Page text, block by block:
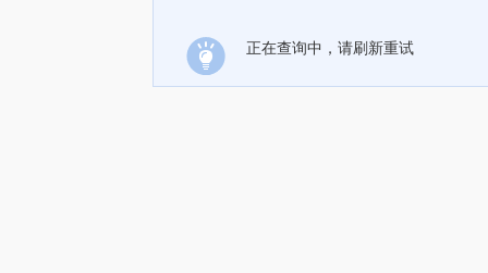
正在查询中，请刷新重试